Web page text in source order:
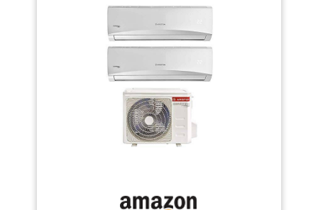
travers laquelle vous
pouvez régler les fonctions
uniquement ventilation,
uniquement, voiture, veille,
follow me Wi-Fi ready :
prédisposé pour le
contrôle avec l'application
OS Comfort ; installation
simple et intuitive en
utilisé pendant les